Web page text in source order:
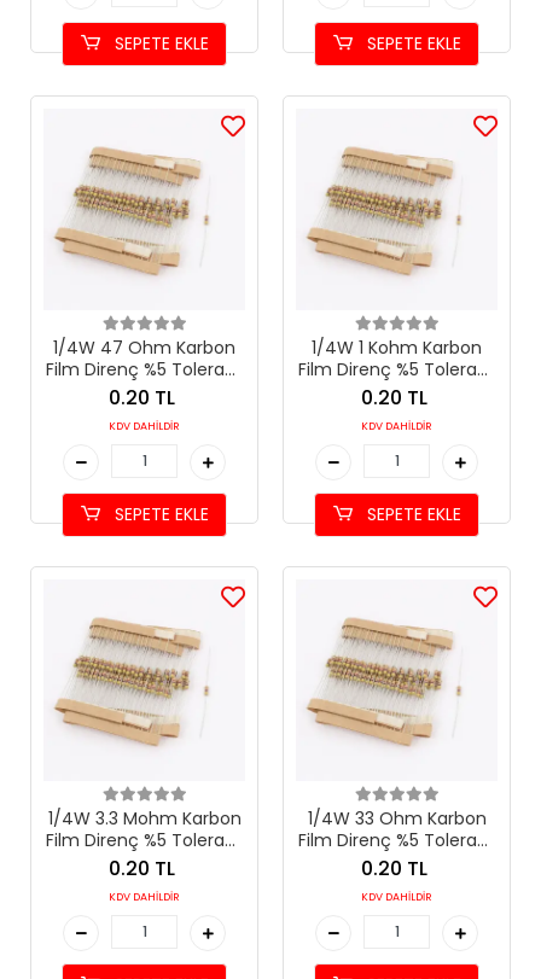
SEPETE EKLE SEPETE EKLE
1/4W 47 Ohm Karbon
Film Direnç %5 Tolerans
(47 Ω)
0.20 TL
KDV DAHİLDİR
SEPETE EKLE
1/4W 1 Kohm Karbon
Film Direnç %5 Tolerans
(1 kΩ)
0.20 TL
KDV DAHİLDİR
SEPETE EKLE
1/4W 3.3 Mohm Karbon
Film Direnç %5 Tolerans
(3.3 MΩ)
0.20 TL
KDV DAHİLDİR
1/4W 33 Ohm Karbon
Film Direnç %5 Tolerans
(33 Ω)
0.20 TL
KDV DAHİLDİR